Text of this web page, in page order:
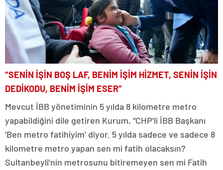
“SENİN İŞİN BOŞ LAF, BENİM İŞİM HİZMET, SENİN İŞİN
DEDİKODU, BENİM İŞİM ESER”
Mevcut İBB yönetiminin 5 yılda 8 kilometre metro
yapabildiğini dile getiren Kurum, “CHP’li İBB Başkanı
‘Ben metro fatihiyim’ diyor. 5 yılda sadece ve sadece 8
kilometre metro yapan sen mi fatih olacaksın?
Sultanbeyli’nin metrosunu bitiremeyen sen mi Fatih